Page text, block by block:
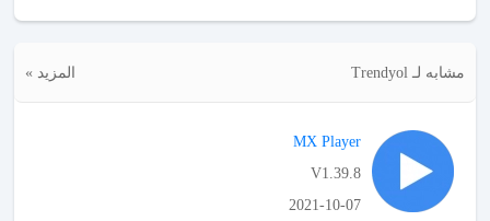
مشابه لـ Trendyol المزيد »
MX Player
V1.39.8
2021-10-07